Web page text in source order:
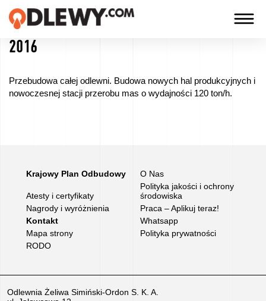
TRADYCJA
Firma
Technologie
Nasze
Praca
2016
Przebudowa całej odlewni. Budowa nowych hal produkcyjnych i
nowoczesnej stacji przerobu mas o wydajności 120 ton/h.
Krajowy Plan Odbudowy O Nas
Atesty i certyfikaty
Polityka jakości i ochrony
środowiska
Nagrody i wyróżnienia
Praca – Aplikuj teraz!
Kontakt
Whatsapp
Mapa strony
Polityka prywatności
RODO
Odlewnia Żeliwa Simiński-Ordon S. K. A.